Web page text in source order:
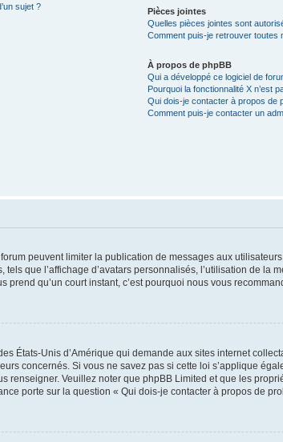
sujet ?
Pièces jointes
Quelles pièces jointes sont
Comment puis-je retrouver toutes
À propos de phpBB
Qui a développé ce logiciel de
Pourquoi la fonctionnalité X n’est
Qui dois-je contacter à propos de
Comment puis-je contacter un
peuvent limiter la publication de messages aux
que l’affichage d’avatars personnalisés, l’utilisation de la
prend qu’un court instant, c’est pourquoi nous vous
États-Unis d’Amérique qui demande aux sites internet
concernés. Si vous ne savez pas si cette loi s’applique
Veuillez noter que phpBB Limited et que les
porte sur la question « Qui dois-je contacter à propos de